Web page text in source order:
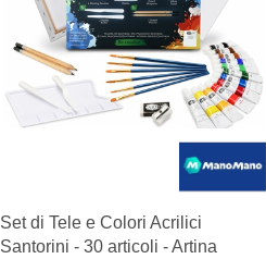
Set di Tele e Colori Acrilici
Santorini - 30 articoli - Artina